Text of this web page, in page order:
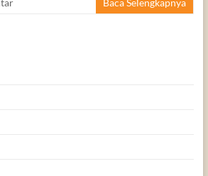
Baca Selengkapnya